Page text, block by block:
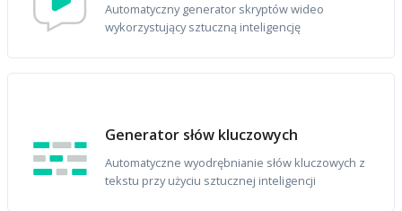
Automatyczny generator skryptów wideo
wykorzystujący sztuczną inteligencję
Generator słów kluczowych
Automatyczne wyodrębnianie słów kluczowych z
tekstu przy użyciu sztucznej inteligencji